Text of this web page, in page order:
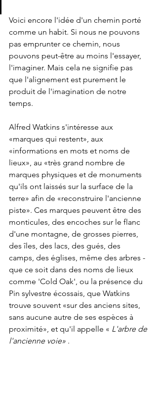
Voici encore l'idée d'un chemin porté
comme un habit. Si nous ne pouvons
pas emprunter ce chemin, nous
pouvons peut-être au moins l'essayer,
l'imaginer. Mais cela ne signifie pas
que l'alignement est purement le
produit de l'imagination de notre
temps.
Alfred Watkins s'intéresse aux
«marques qui restent», aux
«informations en mots et noms de
lieux», au «très grand nombre de
marques physiques et de monuments
qu'ils ont laissés sur la surface de la
terre» afin de «reconstruire l'ancienne
piste». Ces marques peuvent être des
monticules, des encoches sur le flanc
d'une montagne, de grosses pierres,
des îles, des lacs, des gués, des
camps, des églises, même des arbres -
que ce soit dans des noms de lieux
comme 'Cold Oak', ou la présence du
Pin sylvestre écossais, que Watkins
trouve souvent «sur des anciens sites,
sans aucune autre de ses espèces à
proximité», et qu'il appelle « L'arbre de
l'ancienne voie» .